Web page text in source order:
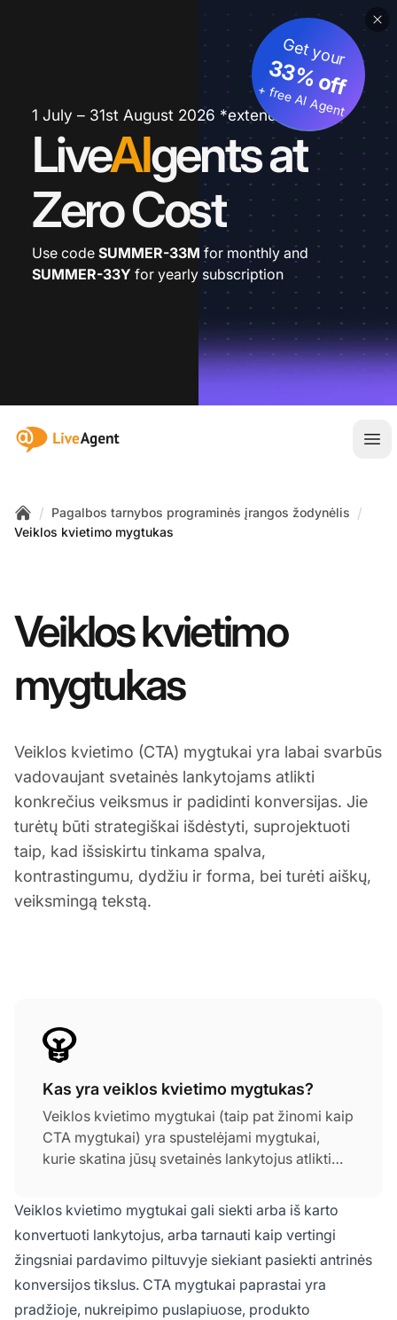
1 July – 31st August 2026 *extended
LiveAIgents at
Zero Cost
Get your
33% off
+ free AI Agent
Use code SUMMER-33M for monthly and
SUMMER-33Y for yearly subscription
:site.title
Home
/ Pagalbos tarnybos programinės įrangos žodynėlis /
Veiklos kvietimo mygtukas
Veiklos kvietimo
mygtukas
Veiklos kvietimo (CTA) mygtukai yra labai svarbūs
vadovaujant svetainės lankytojams atlikti
konkrečius veiksmus ir padidinti konversijas. Jie
turėtų būti strategiškai išdėstyti, suprojektuoti
taip, kad išsiskirtu tinkama spalva,
kontrastingumu, dydžiu ir forma, bei turėti aiškų,
veiksmingą tekstą.
Kas yra veiklos kvietimo mygtukas?
Veiklos kvietimo mygtukai (taip pat žinomi kaip
CTA mygtukai) yra spustelėjami mygtukai,
kurie skatina jūsų svetainės lankytojus atlikti
turėtų būti strategiškai išdėstyti, suprojektuoti
taip, kad išsiskirtu tinkama spalva,
kontrastingumu, dydžiu ir forma, bei turėti
aiškų, veiksmingą tekstą.
Veiklos kvietimo mygtukai gali siekti arba iš karto
konvertuoti lankytojus, arba tarnauti kaip vertingi
žingsniai pardavimo piltuvyje siekiant pasiekti antrinės
konversijos tikslus. CTA mygtukai paprastai yra
pradžioje, nukreipimo puslapiuose, produkto